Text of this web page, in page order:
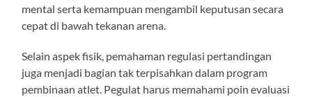
mental serta kemampuan mengambil keputusan secara
cepat di bawah tekanan arena.
Selain aspek fisik, pemahaman regulasi pertandingan
juga menjadi bagian tak terpisahkan dalam program
pembinaan atlet. Pegulat harus memahami poin evaluasi